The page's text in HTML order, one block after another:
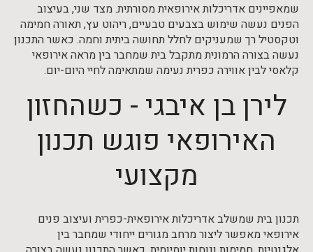
שמאפיינים אדריכלות אירופאית מסורתית. מצד שני, בעיצוב
הפנים נעשה שימוש בצבעים טבעיים, ריהוט עץ, תאורה חמימה
וטקסטיל רך שמעניקים לחלל תחושה ביתית וחמה. כאשר התכנון
נעשה בצורה הרמונית מתקבל בית שמחבר בין מראה אירופאי
קלאסי לבין אווירה כפרית נעימה שמתאימה לחיי היום-יום.
לירן בן איבגי - כשהחזון
האירופאי פוגש תכנון
מקצועי
תכנון בית שמשלב אדריכלות אירופאית-כפרית ועיצוב פנים
אירופאי מאפשר ליצור מרחב מגורים ייחודי שמחבר בין